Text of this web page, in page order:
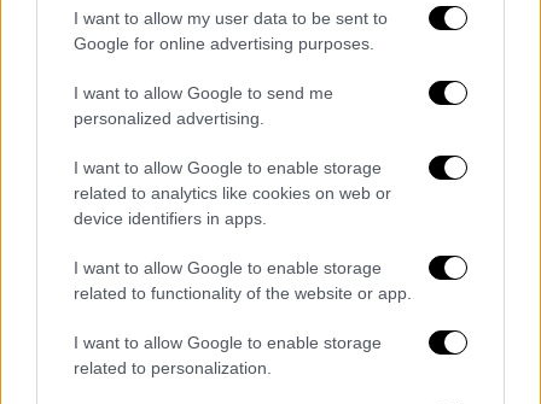
I want to allow my user data to be sent to
Google for online advertising purposes.
I want to allow Google to send me
personalized advertising.
I want to allow Google to enable storage
related to analytics like cookies on web or
device identifiers in apps.
I want to allow Google to enable storage
related to functionality of the website or app.
I want to allow Google to enable storage
related to personalization.